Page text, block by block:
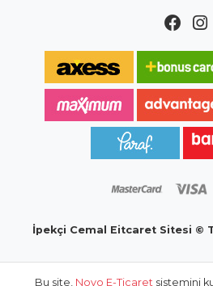
İpekçi Cemal Eitcaret Sitesi ©
Bu site, Novo E-Ticaretsistemini